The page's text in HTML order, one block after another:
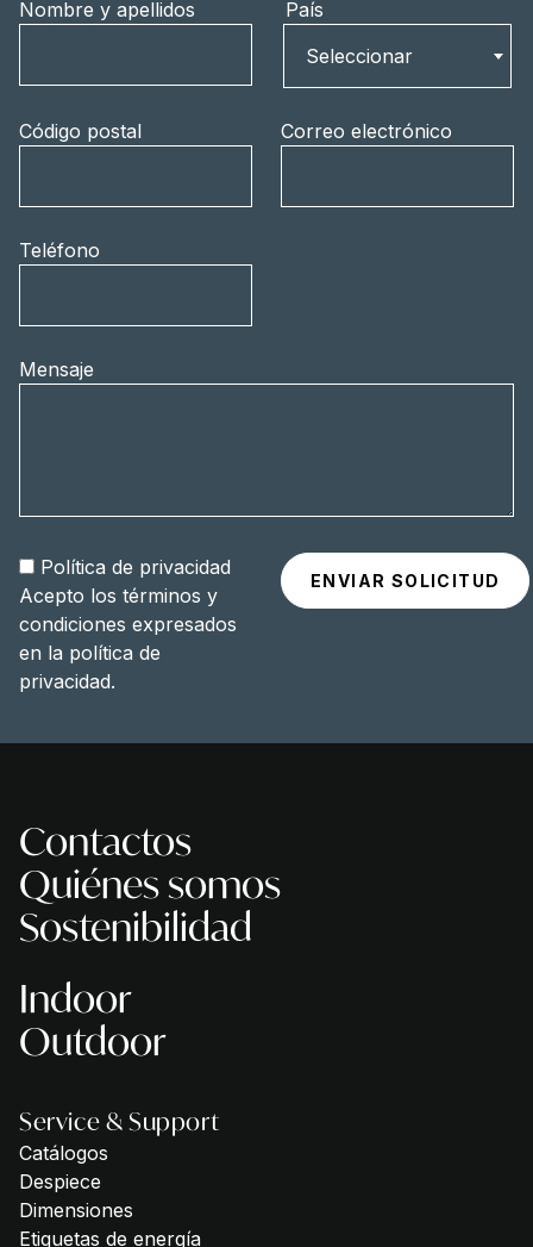
Nombre y apellidos
País
Seleccionar
Código postal Correo electrónico
Teléfono
Mensaje
Política de privacidad
Acepto los términos y
condiciones expresados
en la política de
privacidad.
Contactos
Quiénes somos
Sostenibilidad
Indoor
Outdoor
Service & Support
Catálogos
Despiece
Dimensiones
Etiquetas de energía